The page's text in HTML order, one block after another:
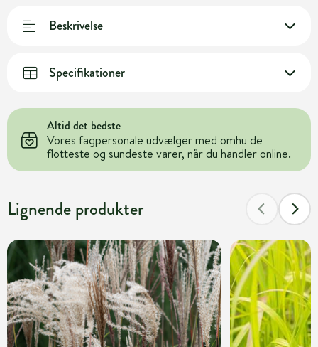
Beskrivelse
Specifikationer
Altid det bedste
Vores fagpersonale udvælger med omhu de
flotteste og sundeste varer, når du handler online.
Lignende produkter